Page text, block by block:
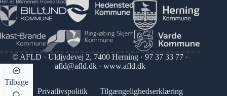
© AFLD · Uldjydevej 2, 7400 Herning · 97 37 33 77·
afld@afld.dk· www.afld.dk
Privatlivspolitik Tilgængelighedserklæring
Tilbage